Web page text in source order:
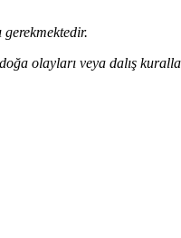
olayları veya dalış